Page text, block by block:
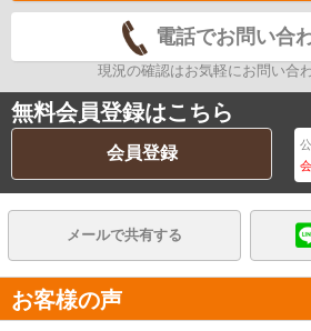
電話でお問い合
現況の確認はお気軽にお問い合
無料会員登録はこちら
会員登録
メールで共有する
お客様の声